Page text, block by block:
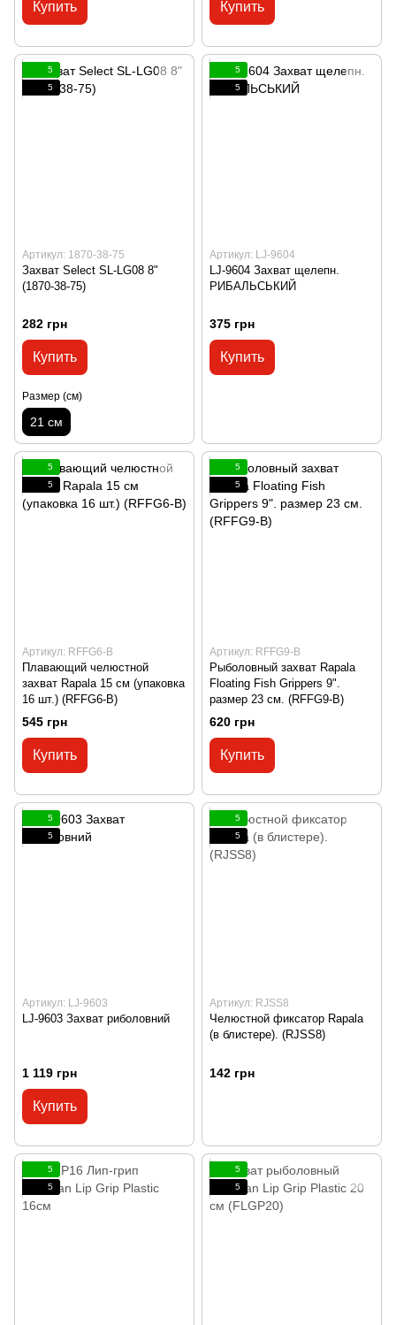
Купить Купить
5
5
Артикул: 1870-38-75
Захват Select SL-LG08 8"
(1870-38-75)
282 грн
Купить
Размер (см)
21 см
5
5
Артикул: LJ-9604
LJ-9604 Захват щелепн.
РИБАЛЬСЬКИЙ
375 грн
Купить
5
5
Артикул: RFFG6-B
Плавающий челюстной
захват Rapala 15 см (упаковка
16 шт.) (RFFG6-B)
545 грн
Купить
5
5
Артикул: RFFG9-B
Рыболовный захват Rapala
Floating Fish Grippers 9".
размер 23 см. (RFFG9-B)
620 грн
Купить
5
5
Артикул: LJ-9603
LJ-9603 Захват риболовний
1 119 грн
Купить
5
5
Артикул: RJSS8
Челюстной фиксатор Rapala
(в блистере). (RJSS8)
142 грн
5
5
5
5